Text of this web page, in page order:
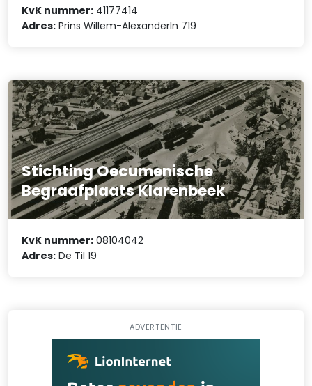
KvK nummer: 41177414
Adres: Prins Willem-Alexanderln 719
Stichting Oecumenische
Begraafplaats Klarenbeek
KvK nummer: 08104042
Adres: De Til 19
ADVERTENTIE